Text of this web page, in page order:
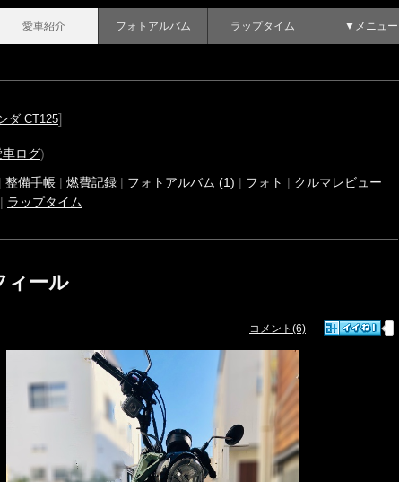
愛車紹介 フォトアルバム ラップタイム ▼メニュー
ダ CT125]
車ログ)
| 整備手帳 | 燃費記録 | フォトアルバム (1) | フォト | クルマレビュー
| ラップタイム
ィール
コメント(6)